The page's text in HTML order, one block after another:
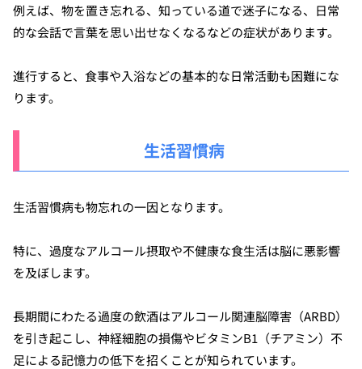
例えば、物を置き忘れる、知っている道で迷子になる、日常
的な会話で言葉を思い出せなくなるなどの症状があります。
進行すると、食事や入浴などの基本的な日常活動も困難にな
ります。
生活習慣病
生活習慣病も物忘れの一因となります。
特に、過度なアルコール摂取や不健康な食生活は脳に悪影響
を及ぼします。
長期間にわたる過度の飲酒はアルコール関連脳障害（ARBD）
を引き起こし、神経細胞の損傷やビタミンB1（チアミン）不
足による記憶力の低下を招くことが知られています。